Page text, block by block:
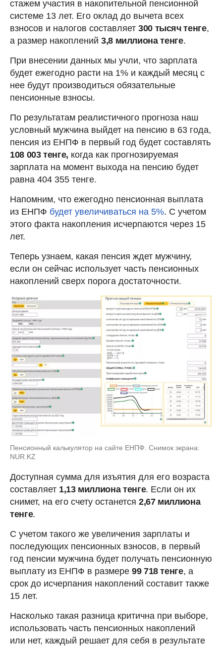
стажем участия в накопительной пенсионной
системе 13 лет. Его оклад до вычета всех
взносов и налогов составляет 300 тысяч тенге,
а размер накоплений 3,8 миллиона тенге.
При внесении данных мы учли, что зарплата
будет ежегодно расти на 1% и каждый месяц с
нее будут производиться обязательные
пенсионные взносы.
По результатам реалистичного прогноза наш
условный мужчина выйдет на пенсию в 63 года,
пенсия из ЕНПФ в первый год будет составлять
108 003 тенге, когда как прогнозируемая
зарплата на момент выхода на пенсию будет
равна 404 355 тенге.
Напомним, что ежегодно пенсионная выплата
из ЕНПФ будет увеличиваться на 5%. С учетом
этого факта накопления исчерпаются через 15
лет.
Теперь узнаем, какая пенсия ждет мужчину,
если он сейчас использует часть пенсионных
накоплений сверх порога достаточности.
Пенсионный калькулятор на сайте ЕНПФ. Снимок экрана:
NUR.KZ
Доступная сумма для изъятия для его возраста
составляет 1,13 миллиона тенге. Если он их
снимет, на его счету останется 2,67 миллиона
тенге.
С учетом такого же увеличения зарплаты и
последующих пенсионных взносов, в первый
год пенсии мужчина будет получать пенсионную
выплату из ЕНПФ в размере 99 718 тенге, а
срок до исчерпания накоплений составит также
15 лет.
Насколько такая разница критична при выборе,
использовать часть пенсионных накоплений
или нет, каждый решает для себя в результате